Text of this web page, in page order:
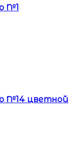
№1
№14 цветной